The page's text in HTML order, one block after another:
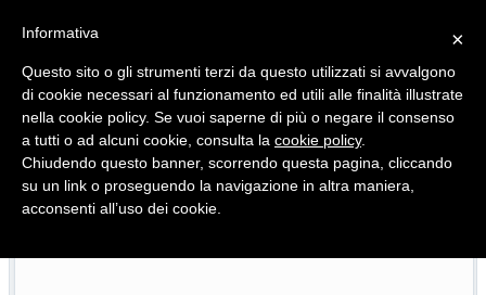
Quotidiano d'informazione distribuito in Molise con
×
Informativa
Questo sito o gli strumenti terzi da questo utilizzati si avvalgono
di cookie necessari al funzionamento ed utili alle finalità illustrate
nella cookie policy. Se vuoi saperne di più o negare il consenso
a tutti o ad alcuni cookie, consulta la cookie policy.
Chiudendo questo banner, scorrendo questa pagina, cliccando
su un link o proseguendo la navigazione in altra maniera,
acconsenti all’uso dei cookie.